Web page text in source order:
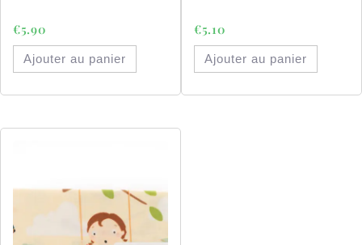
€5.90
Ajouter au panier
€5.10
Ajouter au panier